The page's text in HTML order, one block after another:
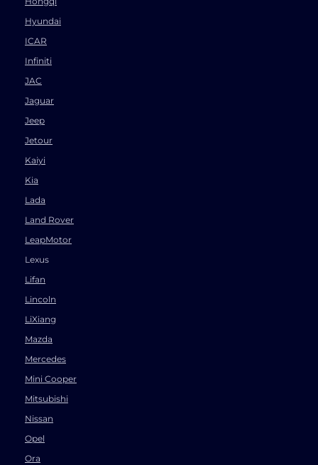
Hyundai
ICAR
Infiniti
JAC
Jaguar
Jeep
Jetour
Kaiyi
Kia
Lada
Land Rover
LeapMotor
Lexus
Lifan
Lincoln
LiXiang
Mazda
Mercedes
Mini Cooper
Mitsubishi
Nissan
Opel
Ora